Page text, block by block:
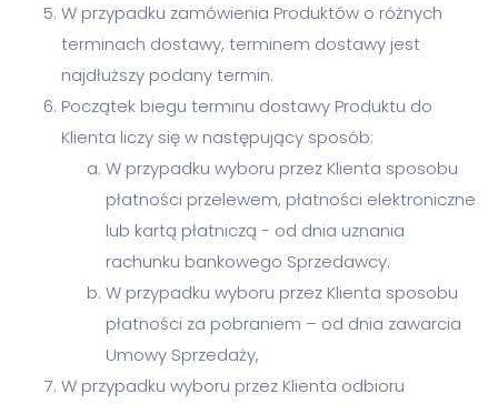
W przypadku zamówienia Produktów o różnych
terminach dostawy, terminem dostawy jest
najdłuższy podany termin.
Początek biegu terminu dostawy Produktu do
Klienta liczy się w następujący sposób:
W przypadku wyboru przez Klienta sposobu
płatności przelewem, płatności elektroniczne
lub kartą płatniczą - od dnia uznania
rachunku bankowego Sprzedawcy.
W przypadku wyboru przez Klienta sposobu
płatności za pobraniem – od dnia zawarcia
Umowy Sprzedaży,
W przypadku wyboru przez Klienta odbioru